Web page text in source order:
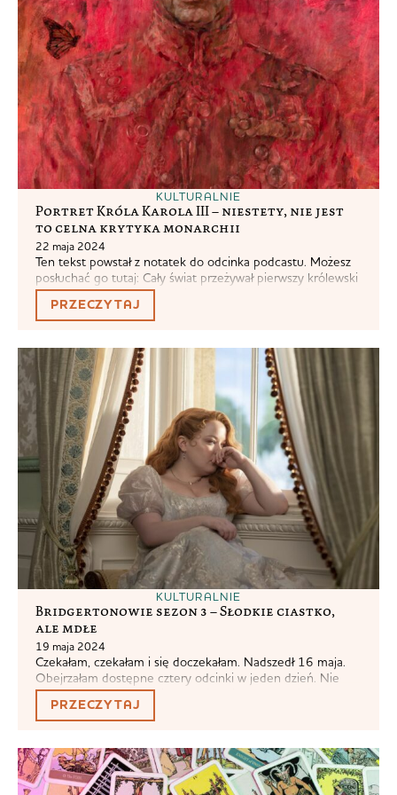
KULTURALNIE
Portret Króla Karola III – niestety, nie jest
to celna krytyka monarchii
22 maja 2024
Ten tekst powstał z notatek do odcinka podcastu. Możesz
posłuchać go tutaj: Cały świat przeżywał pierwszy królewski
portret, który został odsłonięty w zeszłym tygodniu.
Niektórzy śmiali się z niego, że przypomina portret z
Pogromców Duchów. Inni kiwali głowami z podziwem, jaka
sztuki i tego, co...
PRZECZYTAJ
KULTURALNIE
Bridgertonowie sezon 3 – Słodkie ciastko,
ale mdłe
19 maja 2024
Czekałam, czekałam i się doczekałam. Nadszedł 16 maja.
Obejrzałam dostępne cztery odcinki w jeden dzień. Nie
mogę powiedzieć, że nie sprawiły mi przyjemności.
Sprawiły mi jednak najmniejszą przyjemność z
dotychczasowych sezonów. Nie jest to jakaś wielka
nie ma głębokiej analizy stosunków klasowych pierwszej
połowy XIX-wieku, ani...
PRZECZYTAJ